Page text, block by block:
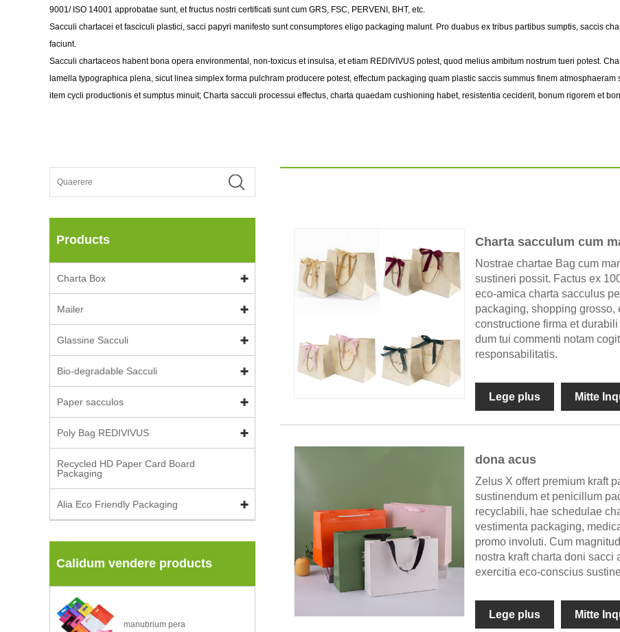
9001/ ISO 14001 approbatae sunt, et fructus nostri certificati sunt cum GRS, FSC, PERVENI, BHT, etc.
Sacculi chartacei et fasciculi plastici, sacci papyri manifesto sunt consumptores eligo packaging malunt. Pro duabus ex tribus partibus sumptis, saccis
faciunt.
Sacculi chartaceos habent bona opera environmental, non-toxicus et insulsa, et etiam REDIVIVUS potest, quod melius ambitum nostrum tueri potest.
lamella typographica plena, sicut linea simplex forma pulchram producere potest, effectum packaging quam plastic saccis summus finem
item cycli productionis et sumptus minuit; Charta sacculi processui effectus, charta quaedam cushioning habet, resistentia ceciderit, bonum rigorem et
Products
Charta Box
Mailer
Glassine Sacculi
Bio-degradable Sacculi
Paper sacculos
Poly Bag REDIVIVUS
Recycled HD Paper Card Board
Packaging
Alia Eco Friendly Packaging
Calidum vendere products
manubrium pera
Charta sacculum cum
Nostrae chartae Bag cum
sustineri possit. Factus ex
eco-amica charta sacculus
packaging, shopping grosso,
constructione firma et
dum tui commenti notam
responsabilitatis.
Lege plus Mitte
dona acus
Zelus X offert premium kraft
sustinendum et penicillum
recyclabili, hae schedulae
vestimenta packaging,
promo involuti. Cum
nostra kraft charta doni sacci
exercitia eco-conscius
Lege plus Mitte